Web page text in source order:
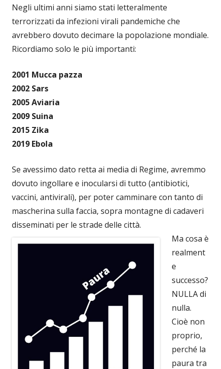
Negli ultimi anni siamo stati letteralmente
terrorizzati da infezioni virali pandemiche che
avrebbero dovuto decimare la popolazione mondiale.
Ricordiamo solo le più importanti:
2001 Mucca pazza
2002 Sars
2005 Aviaria
2009 Suina
2015 Zika
2019 Ebola
Se avessimo dato retta ai media di Regime, avremmo
dovuto ingollare e inocularsi di tutto (antibiotici,
vaccini, antivirali), per poter camminare con tanto di
mascherina sulla faccia, sopra montagne di cadaveri
disseminati per le strade delle città.
Ma cosa è
realment
e
successo?
NULLA di
nulla.
Cioè non
proprio,
perché la
paura tra